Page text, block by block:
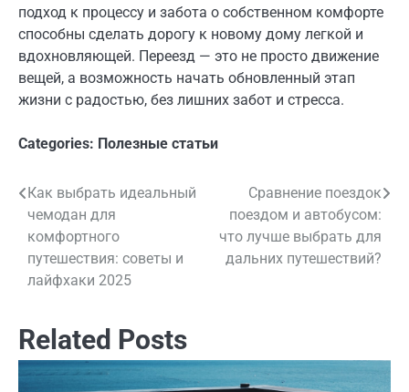
подход к процессу и забота о собственном комфорте
способны сделать дорогу к новому дому легкой и
вдохновляющей. Переезд — это не просто движение
вещей, а возможность начать обновленный этап
жизни с радостью, без лишних забот и стресса.
Categories: Полезные статьи
Навигация
по
записям
Как выбрать идеальный
чемодан для
комфортного
путешествия: советы и
лайфхаки 2025
Сравнение поездок
поездом и автобусом:
что лучше выбрать для
дальних путешествий?
Related Posts